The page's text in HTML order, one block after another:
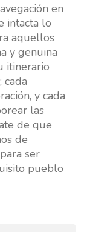
en
intacta lo
aquellos
y genuina
itinerario
cada
y cada
las
de que
de
ser
pueblo